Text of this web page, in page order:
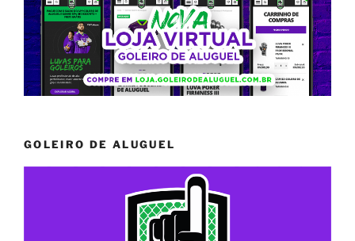
GOLEIRO DE ALUGUEL